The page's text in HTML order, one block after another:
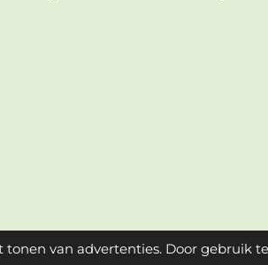
van advertenties. Door gebruik